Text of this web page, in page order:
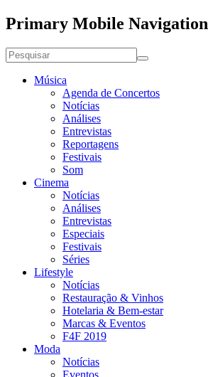
Primary Mobile Navigation
Música
Agenda de Concertos
Notícias
Análises
Entrevistas
Reportagens
Festivais
Som
Cinema
Notícias
Análises
Entrevistas
Especiais
Festivais
Séries
Lifestyle
Notícias
Restauração & Vinhos
Hotelaria & Bem-estar
Marcas & Eventos
F4F 2019
Moda
Notícias
Eventos